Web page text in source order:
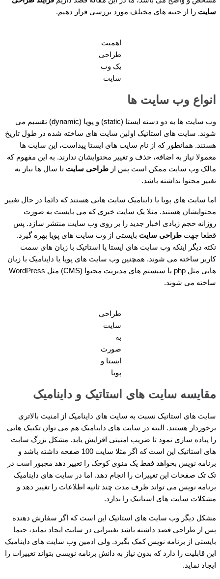
سایت را از جنبه های مختلف مورد بررسی قرار دهیم.
اهمیت
طراحی
یک وب
سایت
انواع وب سایت ها
وب سایت ها به دو دسته ایستا (static) و پویا (dynamic) تقسیم می
شوند. سایت های استاتیک اولین سایت های ساخته شده در طول تاریخ
هستند. همانطور که از نام سایت های ایستا پیداست، این سایت ها
معمولا نیاز به اضافه، حذف و تغییر محتوایشان ندارند. به این مفهوم که
مالک وب سایت ممکن است پس از طراحی سایت تا سال ها نیاز به
تغییر محتوا نداشته باشد.
اما سایت های پویا یا داینامیک سایت هایی هستند که دائما در حال تغییر
محتوایشان هستند. مثلا یک سایت خبری که می بایست به صورت
روزانه حجم زیادی اخبار جدید را بر روی وب سایت منتشر سازد. پس
قطعا جهت طراحی سایت بایستی از وب سایت های پویا بهره گیرد.
نکته دیگر اینکه وب سایت های ایستا یا استاتیک با زبان های سمت
کاربر ساخته می شوند. همچنین وب سایت های پویا یا داینامیک با زبان
هایی مثل php یا سیستم های مدیریت محتوا (CMS) مثل WordPress
ساخته می شوند.
طراحی
سایت
به
صورت
ایستا و
پویا
مقایسه سایت های استاتیک و داینامیک
سایت های استاتیک نسبت به سایت های داینامیک از امنیت بالاتری
برخوردار هستند. البته در سایت های داینامیک هم می توان تکنیک هایی
را پیاده سازی نمود تا ضریب امنیتی افزایش یابد. مشکل بزرگ سایت
های استاتیک این است که اگر مثلا سایت 100 صفحه داشته باشد و
برنامه نویس بخواهد فقط یک منوی کوچک را تغییر دهد مجبور است در
تک تک صفحات این تغییرات را انجام دهد. اما در سایت های داینامیک
برنامه نویس می تواند ظرف مدت چند ثانیه اطلاعات را تغییر دهد و
مشکلات سایت های استاتیک را ندارد.
مشکل دیگر وب سایت های استاتیک این است که اگر سفارش دهنده
پس از طراحی قصد داشته باشد تغییراتی در سایت ایجاد نماید، حتما
بایستی از برنامه نویس کمک بگیرد. ولی ادمین وب سایت های داینامیک
این قابلیت را دارد که بدون نیاز به دانش برنامه نویسی بتواند تغییرات را
ایجاد نماید.